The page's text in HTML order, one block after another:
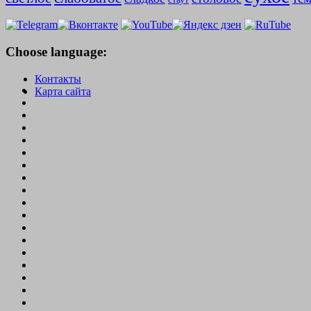
Choose language:
Контакты
Карта сайта